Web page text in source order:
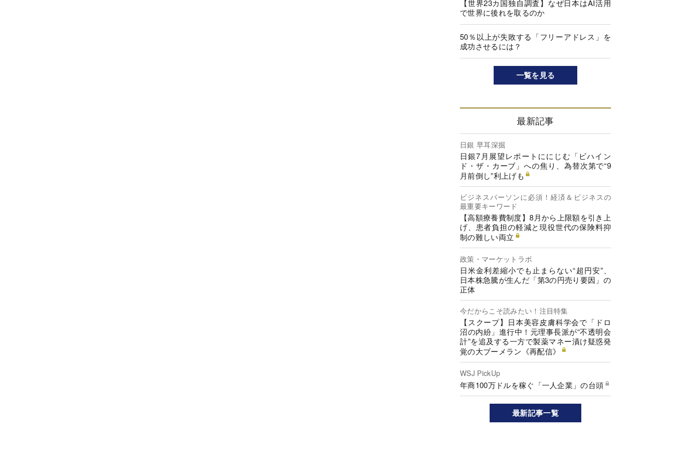
【世界23カ国独自調査】なぜ日本はAI活用
で世界に後れを取るのか
50％以上が失敗する「フリーアドレス」を
成功させるには？
一覧を見る
最新記事
日銀 早耳深掘
日銀7月展望レポートににじむ「ビハイン
ド・ザ・カーブ」への焦り、為替次第で“9
月前倒し”利上げも
ビジネスパーソンに必須！経済＆ビジネスの
最重要キーワード
【高額療養費制度】8月から上限額を引き上
げ、患者負担の軽減と現役世代の保険料抑
制の難しい両立
政策・マーケットラボ
日米金利差縮小でも止まらない“超円安”、
日本株急騰が生んだ「第3の円売り要因」の
正体
今だからこそ読みたい！注目特集
【スクープ】日本美容皮膚科学会で「ドロ
沼の内紛」進行中！元理事長派が“不透明会
計”を追及する一方で製薬マネー漬け疑惑発
覚の大ブーメラン《再配信》
WSJ PickUp
年商100万ドルを稼ぐ「一人企業」の台頭
最新記事一覧